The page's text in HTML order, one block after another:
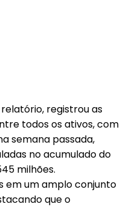
registrou as
todos os ativos, com
semana passada,
no acumulado do
milhões.
em um amplo conjunto
que o